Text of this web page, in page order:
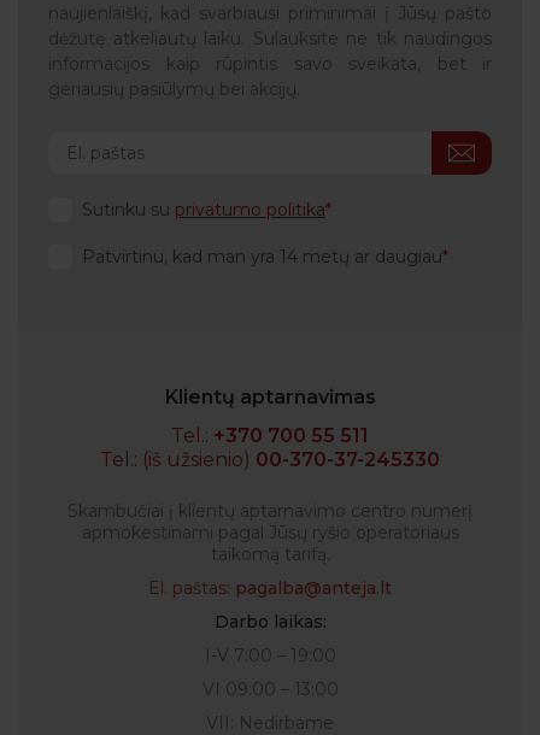
naujienlaiškį, kad svarbiausi priminimai į Jūsų pašto
dėžutę atkeliautų laiku. Sulauksite ne tik naudingos
informacijos kaip rūpintis savo sveikata, bet ir
geriausių pasiūlymų bei akcijų.
Sutinku su privatumo politika
Patvirtinu, kad man yra 14 metų ar daugiau
Klientų aptarnavimas
Tel.: +370 700 55 511
Tel.: (iš užsienio) 00-370-37-245330
Skambučiai į klientų aptarnavimo centro numerį
apmokestinami pagal Jūsų ryšio operatoriaus
taikomą tarifą.
El. paštas: pagalba@anteja.lt
Darbo laikas:
I-V 7:00 – 19:00
VI 09:00 – 13:00
VII: Nedirbame